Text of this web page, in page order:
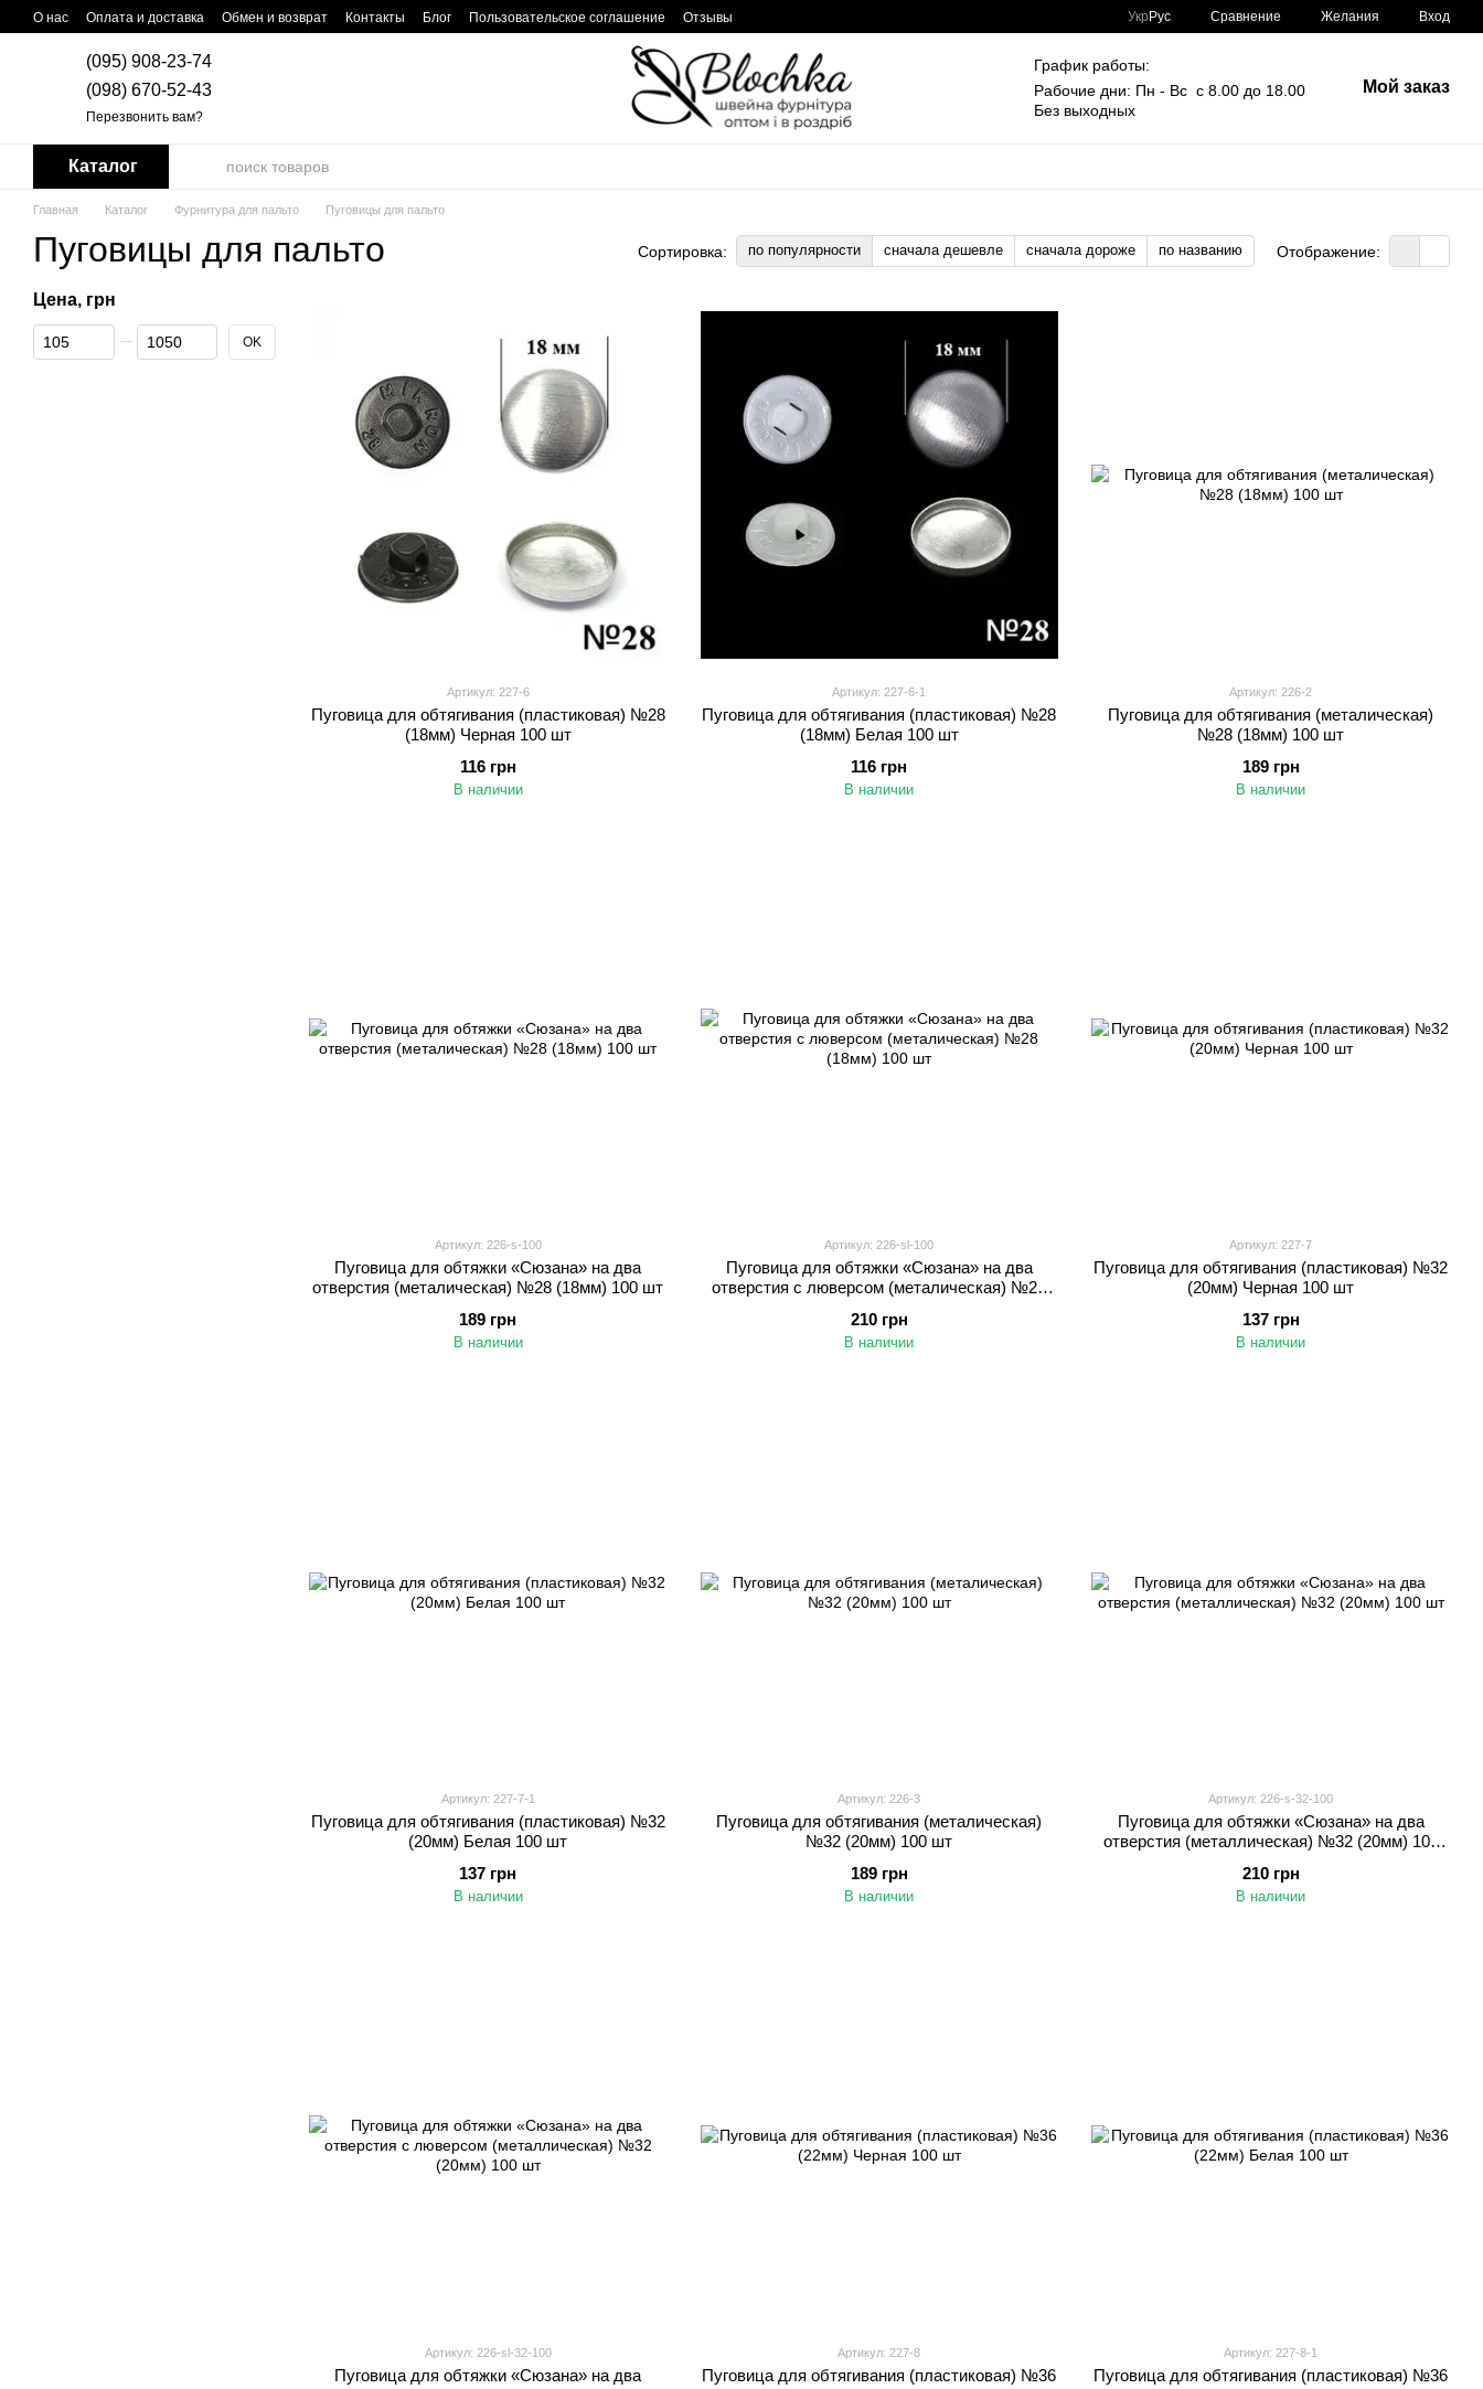
Перейти к основному контенту
О нас Оплата и доставка Обмен и возврат Контакты Блог Пользовательское соглашение Отзывы Укр Рус Сравнение Желания Вход
(095) 908-23-74
(098) 670-52-43
Перезвонить вам?
График работы:
Рабочие дни: Пн - Вс с 8.00 до 18.00
Без выходных
Мой заказ
Каталог
Главная Каталог Фурнитура для пальто Пуговицы для пальто
Пуговицы для пальто Сортировка: по популярности сначала дешевле сначала дороже по названию Отображение:
Артикул: 227-6
Пуговица для обтягивания (пластиковая) №28
(18мм) Черная 100 шт
116 грн
В наличии
Артикул: 227-6-1
Пуговица для обтягивания (пластиковая) №28
(18мм) Белая 100 шт
116 грн
В наличии
Артикул: 226-2
Пуговица для обтягивания (металическая)
№28 (18мм) 100 шт
189 грн
В наличии
Артикул: 226-s-100
Пуговица для обтяжки «Сюзана» на два
отверстия (металическая) №28 (18мм) 100 шт
189 грн
В наличии
Артикул: 226-sl-100
Пуговица для обтяжки «Сюзана» на два
отверстия с люверсом (металическая) №28
210 грн
В наличии
Артикул: 227-7
Пуговица для обтягивания (пластиковая) №32
(20мм) Черная 100 шт
137 грн
В наличии
Артикул: 227-7-1
Пуговица для обтягивания (пластиковая) №32
(20мм) Белая 100 шт
137 грн
В наличии
Артикул: 226-3
Пуговица для обтягивания (металическая)
№32 (20мм) 100 шт
189 грн
В наличии
Артикул: 226-s-32-100
Пуговица для обтяжки «Сюзана» на два
отверстия (металлическая) №32 (20мм) 100
210 грн
В наличии
Артикул: 226-sl-32-100
Пуговица для обтяжки «Сюзана» на два
Артикул: 227-8
Пуговица для обтягивания (пластиковая) №36
Артикул: 227-8-1
Пуговица для обтягивания (пластиковая) №36
Цена, грн
От Цена, грн
До Цена, грн OK